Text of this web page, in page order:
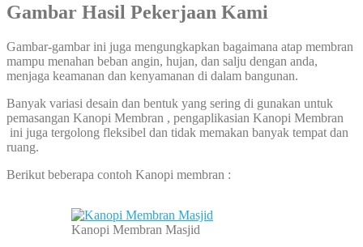
Gambar Hasil Pekerjaan Kami
Gambar-gambar ini juga mengungkapkan bagaimana atap membran
mampu menahan beban angin, hujan, dan salju dengan anda,
menjaga keamanan dan kenyamanan di dalam bangunan.
Banyak variasi desain dan bentuk yang sering di gunakan untuk
pemasangan Kanopi Membran , pengaplikasian Kanopi Membran
ini juga tergolong fleksibel dan tidak memakan banyak tempat dan
ruang.
Berikut beberapa contoh Kanopi membran :
Kanopi Membran Masjid